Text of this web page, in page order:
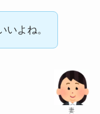
よね。
妻